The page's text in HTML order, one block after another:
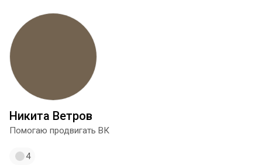
Никита Ветров
Помогаю продвигать ВК
4